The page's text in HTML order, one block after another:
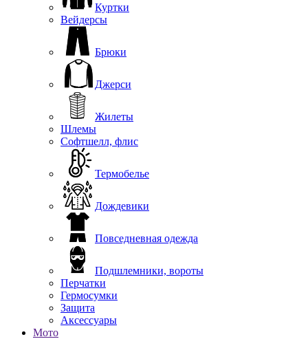
Куртки
Вейдерсы
Брюки
Джерси
Жилеты
Шлемы
Софтшелл, флис
Термобелье
Дождевики
Повседневная одежда
Подшлемники, вороты
Перчатки
Гермосумки
Защита
Аксессуары
Мото